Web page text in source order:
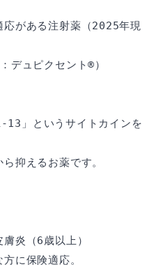
応がある注射薬（2025年現
デュピクセント®）
」というサイトカインを
抑えるお薬です。
炎（6歳以上）
に保険適応。